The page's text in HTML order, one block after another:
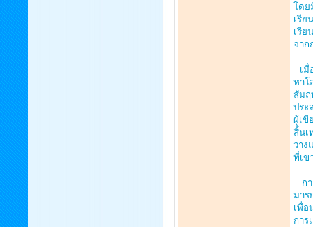
โดย
เรีย
เรีย
จาก
เมื่
หาโ
สัมฤ
ประ
ผู้เขี
สิ้นเ
วาง
ที่เข
กา
มาร
เพื่อ
การ